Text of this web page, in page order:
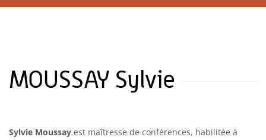
MOUSSAY Sylvie
Sylvie Moussay est maîtresse de conférences, habilitée à